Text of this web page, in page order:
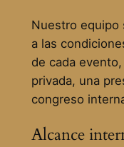
Nuestro equipo
a las
de cada
privada, una
congreso
Alcance